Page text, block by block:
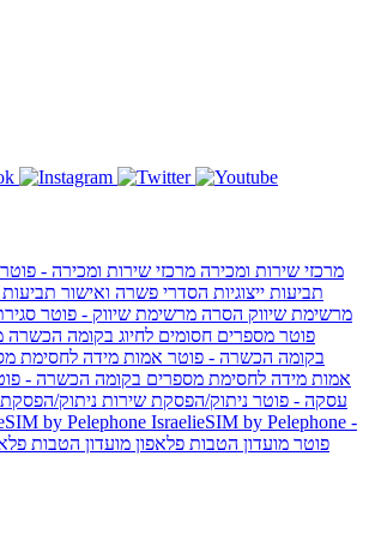
מרכזי שירות ומכירה מרכזי שירות ומכירה - פוטר
תביעות ייצוגיות הסדרי פשרה ואישור תביעות
מרשימת שיווק הסרה מרשימת שיווק - פוטר
פוטר מספרים חסומים לחיוג בקומה הכשרה
בקומה הכשרה - פוטר אמות מידה לחסימת
אמות מידה לחסימת מספרים בקומה הכשרה -
עסקה - פוטר ניתוק/הפסקת שירות ניתוק/
by Pelephone IsraelieSIM by Pelephone -
פוטר מועדון הטבות פלאפון מועדון הטבות